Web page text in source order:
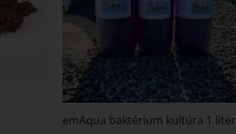
emAqua baktérium kultúra 1 liter